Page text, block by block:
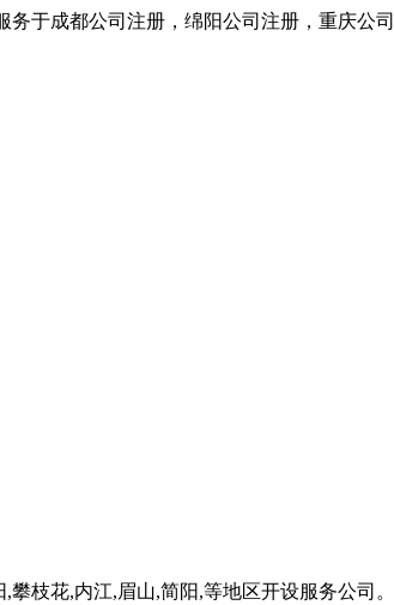
务于成都公司注册，绵阳公司注册，重庆
攀枝花,内江,眉山,简阳,等地区开设服务公司